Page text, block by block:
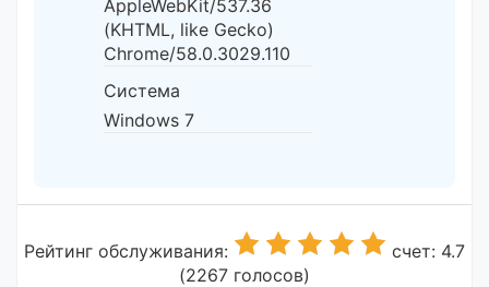
AppleWebKit/537.36
(KHTML, like Gecko)
Chrome/58.0.3029.110
Система
Windows 7
Рейтинг обслуживания:
счет: 4.7
(2267 голосов)